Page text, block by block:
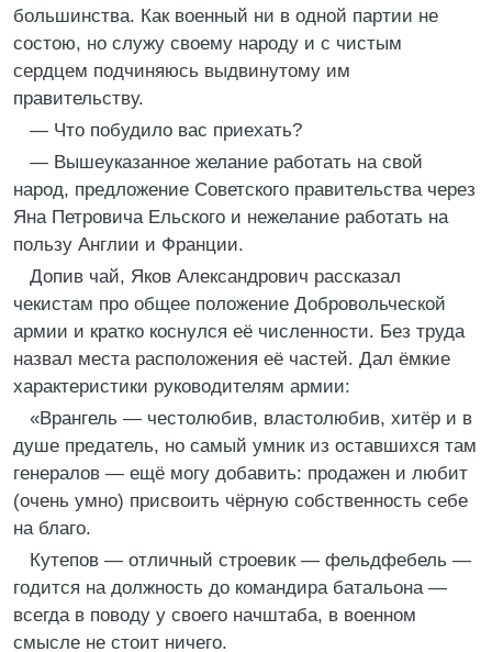
большинства. Как военный ни в одной партии не
состою, но служу своему народу и с чистым
сердцем подчиняюсь выдвинутому им
правительству.
— Что побудило вас приехать?
— Вышеуказанное желание работать на свой
народ, предложение Советского правительства через
Яна Петровича Ельского и нежелание работать на
пользу Англии и Франции.
Допив чай, Яков Александрович рассказал
чекистам про общее положение Добровольческой
армии и кратко коснулся её численности. Без труда
назвал места расположения её частей. Дал ёмкие
характеристики руководителям армии:
«Врангель — честолюбив, властолюбив, хитёр и в
душе предатель, но самый умник из оставшихся там
генералов — ещё могу добавить: продажен и любит
(очень умно) присвоить чёрную собственность себе
на благо.
Кутепов — отличный строевик — фельдфебель —
годится на должность до командира батальона —
всегда в поводу у своего начштаба, в военном
смысле не стоит ничего.